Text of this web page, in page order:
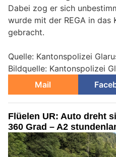
Dabei zog er sich
wurde mit der REGA in das
gebracht.
Quelle: Kantonspolizei
Bildquelle: Kantonspolizei
Mail
Flüelen UR: Auto dreht
360 Grad – A2